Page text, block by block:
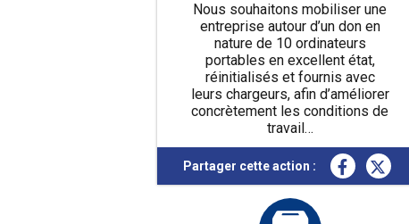
Nous souhaitons mobiliser une
entreprise autour d’un don en
nature de 10 ordinateurs
portables en excellent état,
réinitialisés et fournis avec
leurs chargeurs, afin d’améliorer
concrètement les conditions de
travail…
En savoir plus
Partager cette action :